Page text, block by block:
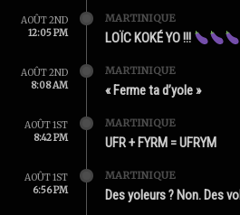
AOÛT 2ND
12:05 PM
MARTINIQUE
LOÏC KOKÉ YO !!!
AOÛT 2ND
8:08 AM
MARTINIQUE
« Ferme ta d’yole »
AOÛT 1ST
8:42 PM
MARTINIQUE
UFR + FYRM = UFRYM
AOÛT 1ST
6:56 PM
MARTINIQUE
Des yoleurs ? Non. Des